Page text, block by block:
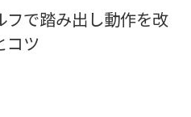
フで踏み出し動作を改
コツ